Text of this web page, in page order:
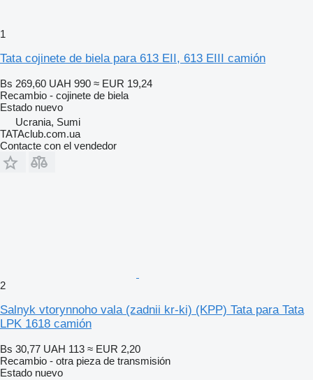
1
Tata cojinete de biela para 613 EII, 613 EIII camión
Bs 269,60 UAH 990 ≈ EUR 19,24
Recambio - cojinete de biela
Estado nuevo
Ucrania, Sumi
TATAclub.com.ua
Contacte con el vendedor
2
Salnyk vtorynnoho vala (zadnii kr-ki) (KPP) Tata para Tata
LPK 1618 camión
Bs 30,77 UAH 113 ≈ EUR 2,20
Recambio - otra pieza de transmisión
Estado nuevo